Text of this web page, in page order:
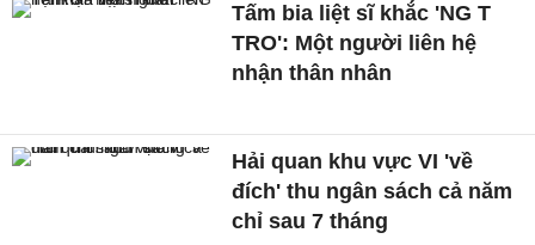
Tấm bia liệt sĩ khắc 'NG T
TRO': Một người liên hệ
nhận thân nhân
Hải quan khu vực VI 'về
đích' thu ngân sách cả năm
chỉ sau 7 tháng